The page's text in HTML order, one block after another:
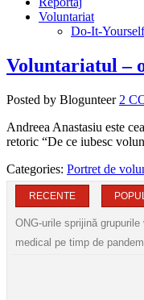
Voluntariat
Do-It-Yourself
Voluntariatul –
Posted by Blogunteer 2
Andreea Anastasiu este
retoric “De ce iubesc
Categories: Portret de
RECENTE
ONG-urile sprijină
medical pe timp de